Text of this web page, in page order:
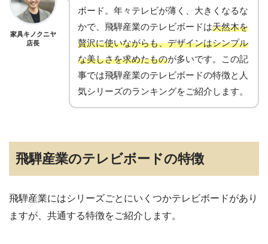
家具キノクニヤ
店長
ボード。年々テレビが薄く、大きくなるな
かで、飛騨産業のテレビボードは天然木を
贅沢に使いながらも、デザインはシンプル
な美しさを求めたものが多いです。この記
事では飛騨産業のテレビボードの特徴と人
気シリーズのランキングをご紹介します。
飛騨産業のテレビボードの特徴
飛騨産業にはシリーズごとにいくつかテレビボードがあり
ますが、共通する特徴をご紹介します。